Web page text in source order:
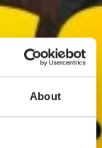
About